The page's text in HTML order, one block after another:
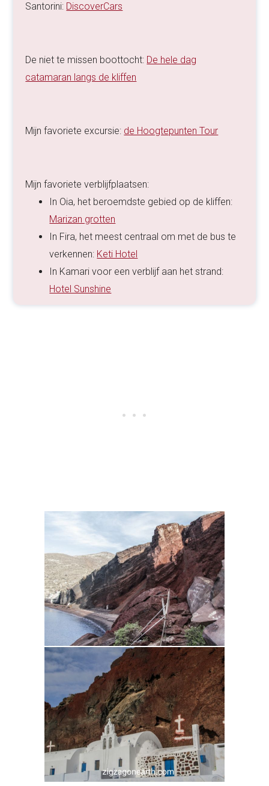
Santorini: DiscoverCars
De niet te missen boottocht: De hele dag
catamaran langs de kliffen
Mijn favoriete excursie: de Hoogtepunten Tour
Mijn favoriete verblijfplaatsen:
In Oia, het beroemdste gebied op de kliffen:
Marizan grotten
In Fira, het meest centraal om met de bus te
verkennen: Keti Hotel
In Kamari voor een verblijf aan het strand:
Hotel Sunshine